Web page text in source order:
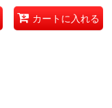
カートに入れる